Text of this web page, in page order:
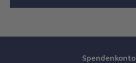
Spendenkonto